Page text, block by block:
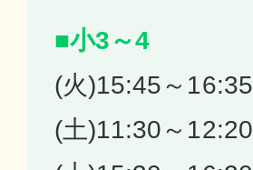
■小3～4
(火)15:45～16:35
(土)11:30～12:20